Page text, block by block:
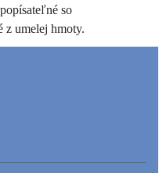
so
z umelej hmoty.